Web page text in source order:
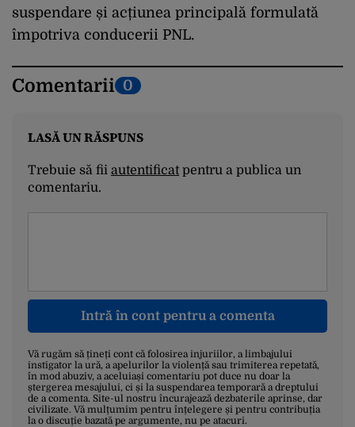
suspendare și acțiunea principală formulată
împotriva conducerii PNL.
Comentarii 0
LASĂ UN RĂSPUNS
Trebuie să fii autentificatpentru a publica un
comentariu.
Intră în cont pentru a comenta
Vă rugăm să țineți cont că folosirea injuriilor, a limbajului
instigator la ură, a apelurilor la violență sau trimiterea repetată,
în mod abuziv, a aceluiași comentariu pot duce nu doar la
ștergerea mesajului, ci și la suspendarea temporară a dreptului
de a comenta. Site-ul nostru încurajează dezbaterile aprinse, dar
civilizate. Vă mulțumim pentru înțelegere și pentru contribuția
la o discuție bazată pe argumente, nu pe atacuri.